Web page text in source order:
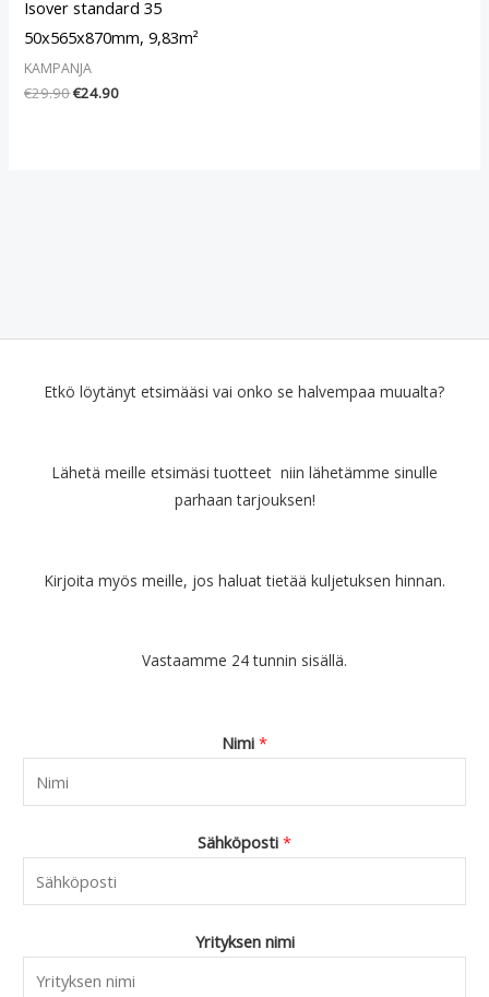
Isover standard 35
50x565x870mm, 9,83m²
KAMPANJA
€29.90€24.90
Etkö löytänyt etsimääsi vai onko se halvempaa muualta?
Lähetä meille etsimäsi tuotteet niin lähetämme sinulle
parhaan tarjouksen!
Kirjoita myös meille, jos haluat tietää kuljetuksen hinnan.
Vastaamme 24 tunnin sisällä.
Nimi *
Sähköposti *
Yrityksen nimi